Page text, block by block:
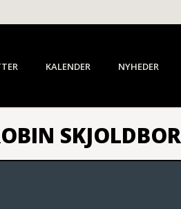
KALENDER NYHEDER